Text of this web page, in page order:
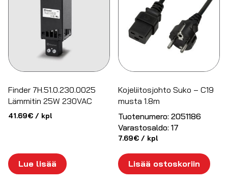
Finder 7H.51.0.230.0025
Lämmitin 25W 230VAC
41.69€ / kpl
Lue lisää
Kojeliitosjohto Suko – C19
musta 1.8m
Tuotenumero: 2051186
Varastosaldo: 17
7.69€ / kpl
Lisää ostoskoriin